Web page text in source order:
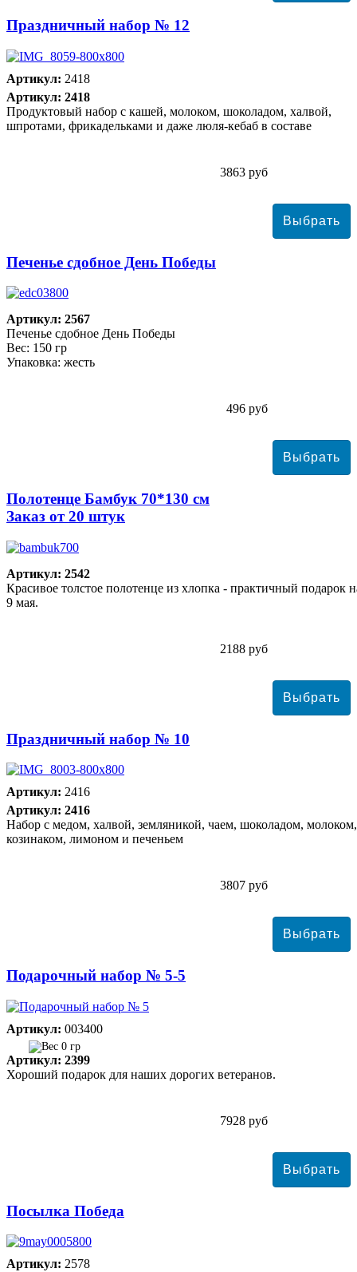
Праздничный набор № 12
Артикул: 2418
Артикул: 2418
Продуктовый набор с кашей, молоком, шоколадом, халвой,
шпротами, фрикадельками и даже люля-кебаб в составе
3863 руб
Печенье сдобное День Победы
Артикул: 2567
Печенье сдобное День Победы
Вес: 150 гр
Упаковка: жесть
496 руб
Полотенце Бамбук 70*130 см
Заказ от 20 штук
Артикул: 2542
Красивое толстое полотенце из хлопка - практичный подарок
9 мая.
2188 руб
Праздничный набор № 10
Артикул: 2416
Артикул: 2416
Набор с медом, халвой, земляникой, чаем, шоколадом, молоком,
козинаком, лимоном и печеньем
3807 руб
Подарочный набор № 5-5
Артикул: 003400
0 гр
Артикул: 2399
Хороший подарок для наших дорогих ветеранов.
7928 руб
Посылка Победа
Артикул: 2578